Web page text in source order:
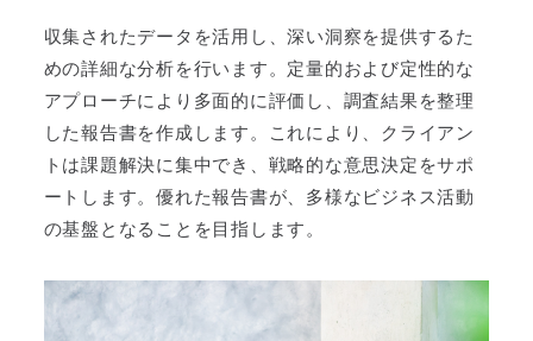
収集されたデータを活用し、深い洞察を提供するた
めの詳細な分析を行います。定量的および定性的な
アプローチにより多面的に評価し、調査結果を整理
した報告書を作成します。これにより、クライアン
トは課題解決に集中でき、戦略的な意思決定をサポ
ートします。優れた報告書が、多様なビジネス活動
の基盤となることを目指します。